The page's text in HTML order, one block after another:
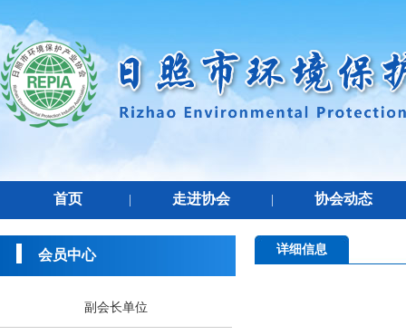
首页 走进协会 协会动态
会员中心
副会长单位
详细信息